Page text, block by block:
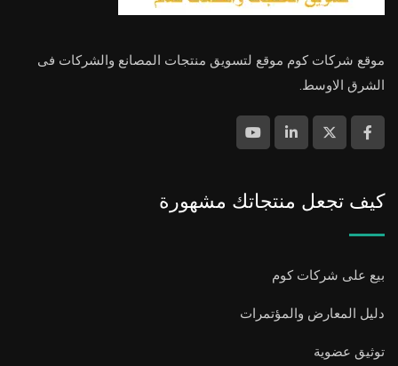
موقع شركات كوم موقع لتسويق منتجات المصانع والشركات فى
الشرق الاوسط.
كيف تجعل منتجاتك مشهورة
بيع على شركات كوم
دليل المعارض والمؤتمرات
توثيق عضوية